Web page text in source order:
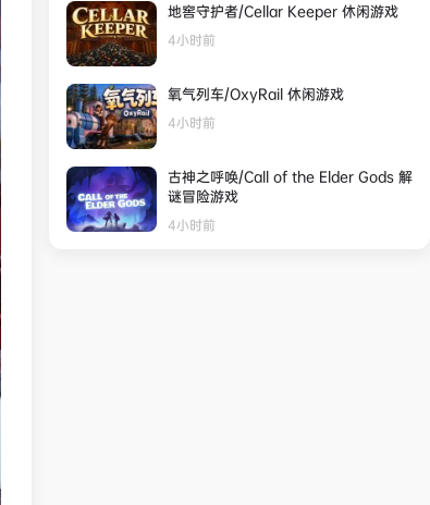
地窖守护者/Cellar Keeper 休闲游戏
4小时前
氧气列车/OxyRail 休闲游戏
4小时前
古神之呼唤/Call of the Elder Gods 解
谜冒险游戏
4小时前